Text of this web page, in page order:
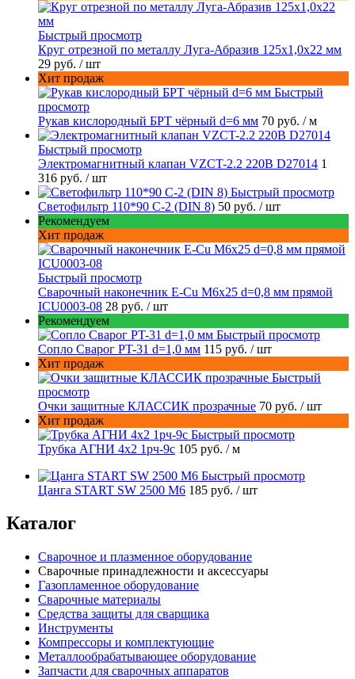
Быстрый просмотр
Круг отрезной по металлу Луга-Абразив 125x1,0x22 мм
29 руб. / шт
Хит продаж
Быстрый
просмотр
Рукав кислородный БРТ чёрный d=6 мм 70 руб. / м
Быстрый просмотр
Электромагнитный клапан VZCT-2.2 220В D27014 1
316 руб. / шт
Быстрый просмотр
Светофильтр 110*90 С-2 (DIN 8) 50 руб. / шт
Рекомендуем
Хит продаж
Быстрый просмотр
Сварочный наконечник E-Cu M6x25 d=0,8 мм прямой
ICU0003-08 28 руб. / шт
Рекомендуем
Быстрый просмотр
Сопло Сварог PT-31 d=1,0 мм 115 руб. / шт
Хит продаж
Быстрый
просмотр
Очки защитные КЛАССИК прозрачные 70 руб. / шт
Хит продаж
Быстрый просмотр
Трубка АГНИ 4х2 1рч-9с 105 руб. / м
Быстрый просмотр
Цанга START SW 2500 М6 185 руб. / шт
Каталог
Сварочное и плазменное оборудование
Сварочные принадлежности и аксессуары
Газопламенное оборудование
Сварочные материалы
Средства защиты для сварщика
Инструменты
Компрессоры и комплектующие
Металлообрабатывающее оборудование
Запчасти для сварочных аппаратов